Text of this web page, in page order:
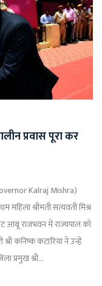
प्रवास पूरा कर
Kalraj Mishra)
महिला श्रीमती सत्यवती मिश्र
आबू राजभवन में राज्यपाल को
कनिष्क कटारिया ने उन्हें
प्रमुख श्री...